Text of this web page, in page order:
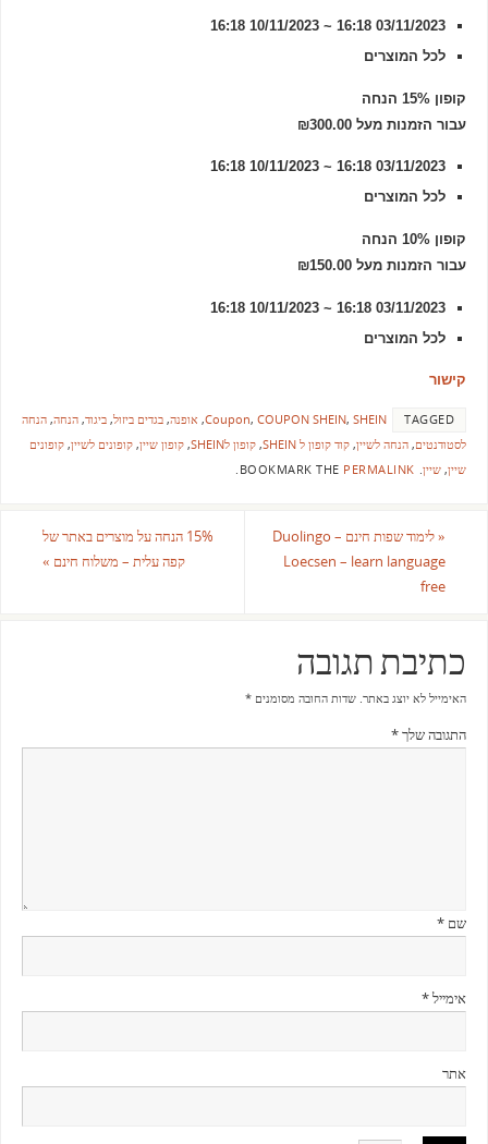
03/11/2023 16:18 ~ 10/11/2023 16:18
לכל המוצרים
קופון 15% הנחה
עבור הזמנות מעל ₪300.00
03/11/2023 16:18 ~ 10/11/2023 16:18
לכל המוצרים
קופון 10% הנחה
עבור הזמנות מעל ₪150.00
03/11/2023 16:18 ~ 10/11/2023 16:18
לכל המוצרים
קישור
TAGGED
Coupon,COUPON SHEIN,SHEIN
, אופנה, בגדים ביזול, ביגוד, הנחה, הנחה
לסטודנטים, הנחה לשיין, קוד קופון ל SHEIN , קופון לSHEIN , קופון שיין, קופונים לשיין, קופונים
שיין, שיין.
PERMALINK
«
לימוד שפות חינם Duolingo –
Loecsen – learn language
free
15% הנחה על מוצרים באתר של
קפה עלית – משלוח חינם »
כתיבת תגובה
האימייל לא יוצג באתר. שדות החובה מסומנים *
התגובה שלך*
שם *
אימייל*
אתר